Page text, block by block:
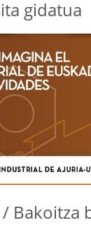
gidatua
Bakoitza